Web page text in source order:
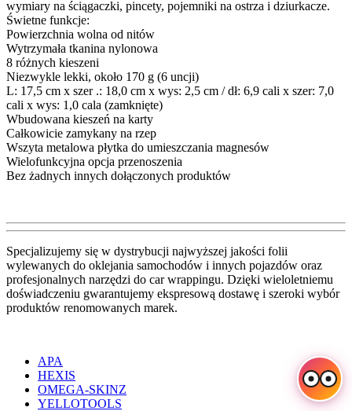
wymiary na ściągaczki, pincety, pojemniki na ostrza i dziurkacze.
Świetne funkcje:
Powierzchnia wolna od nitów
Wytrzymała tkanina nylonowa
8 różnych kieszeni
Niezwykle lekki, około 170 g (6 uncji)
L: 17,5 cm x szer .: 18,0 cm x wys: 2,5 cm / dł: 6,9 cali x szer: 7,0
cali x wys: 1,0 cala (zamknięte)
Wbudowana kieszeń na karty
Całkowicie zamykany na rzep
Wszyta metalowa płytka do umieszczania magnesów
Wielofunkcyjna opcja przenoszenia
Bez żadnych innych dołączonych produktów
Specjalizujemy się w dystrybucji najwyższej jakości folii
wylewanych do oklejania samochodów i innych pojazdów oraz
profesjonalnych narzędzi do car wrappingu. Dzięki wieloletniemu
doświadczeniu gwarantujemy ekspresową dostawę i szeroki wybór
produktów renomowanych marek.
APA
HEXIS
OMEGA-SKINZ
YELLOTOOLS